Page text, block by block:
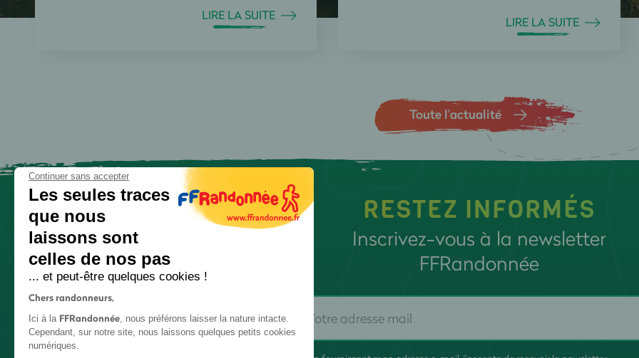
LIRE LA SUITE LIRE LA SUITE
Toute l’actualité
RESTEZ INFORMÉS
Inscrivez-vous à la newsletter
FFRandonnée
Continuer sans accepter
Les seules traces
que nous
laissons sont
celles de nos pas
... et peut-être quelques cookies !
Chers randonneurs,
Ici à la FFRandonnée, nous préférons laisser la nature intacte.
Cependant, sur notre site, nous laissons quelques petits cookies
numériques.